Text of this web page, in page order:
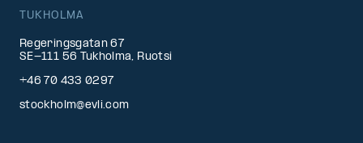
TUKHOLMA
Regeringsgatan 67
SE-111 56 Tukholma, Ruotsi
+46 70 433 0297
stockholm@evli.com